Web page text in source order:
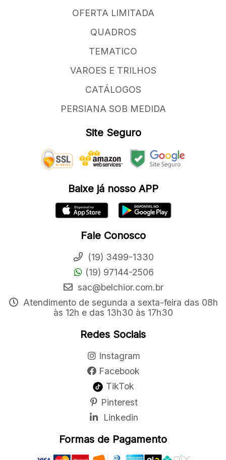
OFERTA LIMITADA
QUADROS
TEMATICO
VAROES E TRILHOS
CATÁLOGOS
PERSIANA SOB MEDIDA
Site Seguro
Baixe já nosso APP
Fale Conosco
(19) 3499-1330
(19) 97144-2506
sac@belchior.com.br
Atendimento de segunda a sexta-feira das 08h
às 12h e das 13h30 às 17h30
Redes Sociais
Instagram
Facebook
TikTok
Pinterest
Linkedin
Formas de Pagamento